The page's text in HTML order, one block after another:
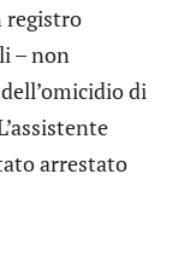
registro
– non
di
arrestato